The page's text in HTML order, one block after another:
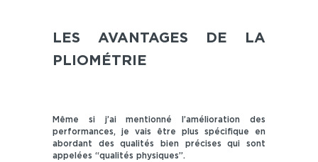
LES AVANTAGES DE LA
PLIOMÉTRIE
Même si j’ai mentionné l’amélioration des
performances, je vais être plus spécifique en
abordant des qualités bien précises qui sont
appelées “qualités physiques”.